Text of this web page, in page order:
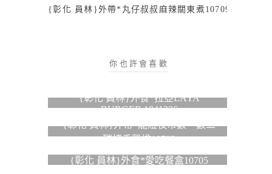
{彰化 員林}外帶*丸仔叔叔麻辣關東煮10709
你也許會喜歡
{彰化 員林}外食*拉亞LAYA
BURGER 1041226
{彰化 員林}外帶*龍燈夜市數一數二
碳烤香雞排10702
{彰化 員林}外食*愛吃餐盒10705